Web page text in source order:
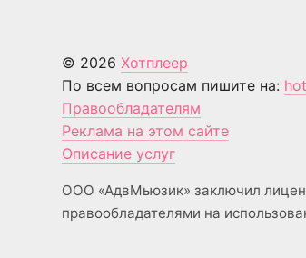
© 2026 Хотплеер
По всем вопросам пишите на:
Правообладателям
Реклама на этом сайте
Описание услуг
ООО «АдвМьюзик» заключил
правообладателями на